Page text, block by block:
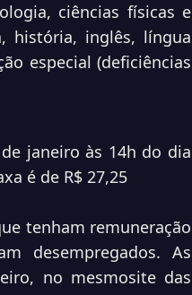
ciências físicas e
história, inglês, língua
especial (deficiências
janeiro às 14h do dia
é de R$ 27,25
tenham remuneração
desempregados. As
no mesmosite das